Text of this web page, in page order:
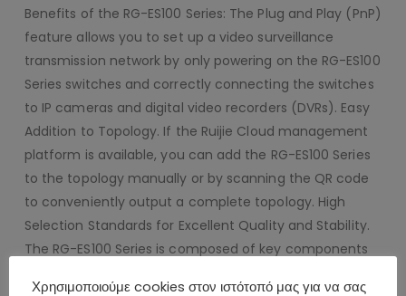
Benefits of the RG-ES100 Series: The Plug and Play (PnP)
feature allows you to set up a video surveillance
transmission network by only powering on the RG-ES100
Series switches and correctly connecting the switches
to IP cameras and digital video recorders (DVRs). Easy
Addition to Topology. If the Ruijie Cloud management
platform is available, you can add the RG-ES100 Series
to the topology manually or by scanning the QR code
to conveniently output a complete topology. High
Selection Standards for Excellent Quality and Stability.
The RG-ES100 Series is composed of key components
Χρησιμοποιούμε cookies στον ιστότοπό μας για να σας